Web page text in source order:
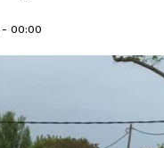
- 00:00